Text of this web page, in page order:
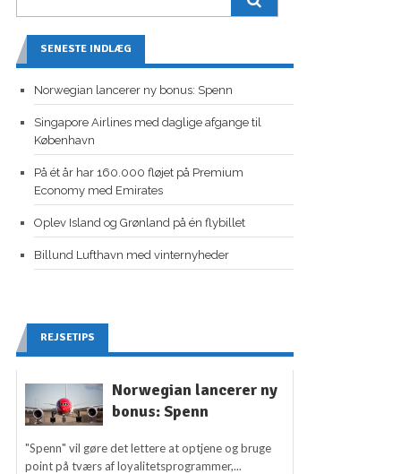
SENESTE INDLÆG
Norwegian lancerer ny bonus: Spenn
Singapore Airlines med daglige afgange til
København
På ét år har 160.000 fløjet på Premium
Economy med Emirates
Oplev Island og Grønland på én flybillet
Billund Lufthavn med vinternyheder
REJSETIPS
Norwegian lancerer ny
bonus: Spenn
"Spenn" vil gøre det lettere at optjene og bruge
point på tværs af loyalitetsprogrammer,...